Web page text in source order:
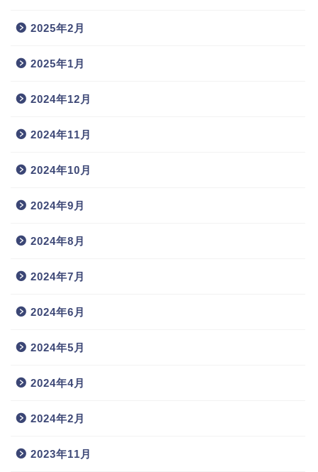
2025年2月
2025年1月
2024年12月
2024年11月
2024年10月
2024年9月
2024年8月
2024年7月
2024年6月
2024年5月
2024年4月
2024年2月
2023年11月